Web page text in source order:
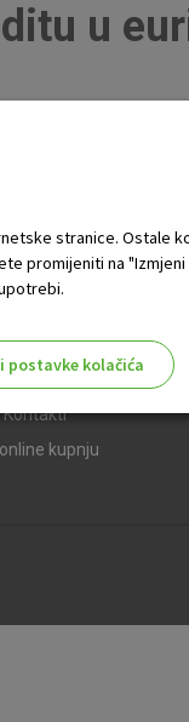
u
Kontakti
kupnju
stranice. Ostale
promijeniti na
postavke kolačića